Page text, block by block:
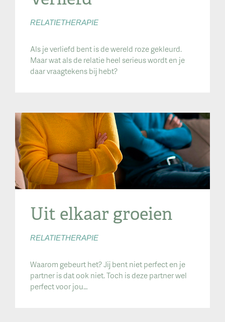
RELATIETHERAPIE
Als je verliefd bent is de wereld roze gekleurd.
Maar wat als de relatie heel serieus wordt en je
daar vraagtekens bij hebt?
Uit elkaar groeien
RELATIETHERAPIE
Waarom gebeurt het? Jij bent niet perfect en je
partner is dat ook niet. Toch is deze partner wel
perfect voor jou…